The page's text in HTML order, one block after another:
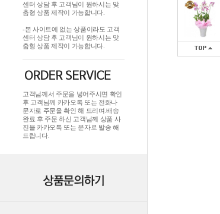
센터 상담 후 고객님이 원하시는 맞
춤형 상품 제작이 가능합니다.
-본 사이트에 없는 상품이라도 고객
센터 상담 후 고객님이 원하시는 맞
춤형 상품 제작이 가능합니다.
고객님께서 주문을 넣어주시면 확인
후 고객님께 카카오톡 또는 전화나
문자로 주문을 확인 해 드리며.배송
완료 후 주문 하신 고객님께 상품 사
진을 카카오톡 또는 문자로 발송 해
드립니다.